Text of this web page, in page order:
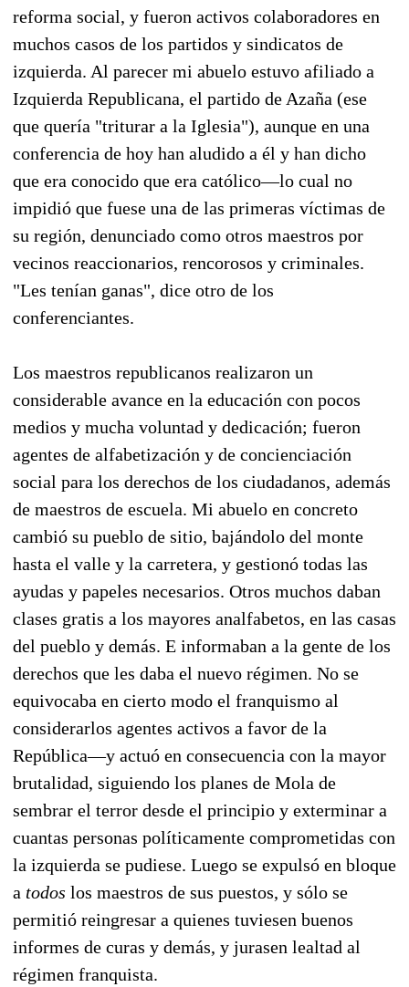
reforma social, y fueron activos colaboradores en
muchos casos de los partidos y sindicatos de
izquierda. Al parecer mi abuelo estuvo afiliado a
Izquierda Republicana, el partido de Azaña (ese
que quería "triturar a la Iglesia"), aunque en una
conferencia de hoy han aludido a él y han dicho
que era conocido que era católico—lo cual no
impidió que fuese una de las primeras víctimas de
su región, denunciado como otros maestros por
vecinos reaccionarios, rencorosos y criminales.
"Les tenían ganas", dice otro de los
conferenciantes.
Los maestros republicanos realizaron un
considerable avance en la educación con pocos
medios y mucha voluntad y dedicación; fueron
agentes de alfabetización y de concienciación
social para los derechos de los ciudadanos, además
de maestros de escuela. Mi abuelo en concreto
cambió su pueblo de sitio, bajándolo del monte
hasta el valle y la carretera, y gestionó todas las
ayudas y papeles necesarios. Otros muchos daban
clases gratis a los mayores analfabetos, en las casas
del pueblo y demás. E informaban a la gente de los
derechos que les daba el nuevo régimen. No se
equivocaba en cierto modo el franquismo al
considerarlos agentes activos a favor de la
República—y actuó en consecuencia con la mayor
brutalidad, siguiendo los planes de Mola de
sembrar el terror desde el principio y exterminar a
cuantas personas políticamente comprometidas con
la izquierda se pudiese. Luego se expulsó en bloque
a todos los maestros de sus puestos, y sólo se
permitió reingresar a quienes tuviesen buenos
informes de curas y demás, y jurasen lealtad al
régimen franquista.